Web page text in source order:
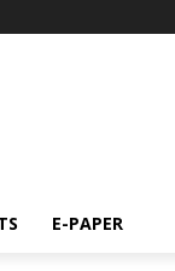
E-PAPER